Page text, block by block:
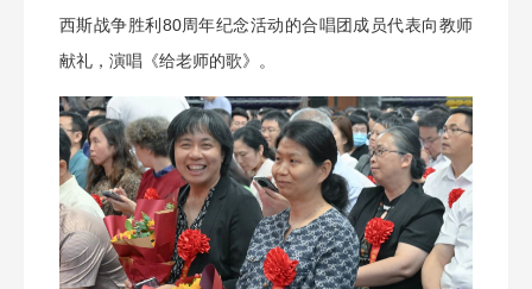
西斯战争胜利80周年纪念活动的合唱团成员代表向教师
献礼，演唱《给老师的歌》。